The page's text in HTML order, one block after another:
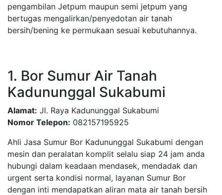
pengambilan Jetpum maupun semi jetpum yang
bertugas mengalirkan/penyedotan air tanah
bersih/bening ke permukaan sesuai kebutuhannya.
1. Bor Sumur Air Tanah
Kadununggal Sukabumi
Alamat: Jl. Raya Kadununggal Sukabumi
Nomor Telepon: 082157195925
Ahli Jasa Sumur Bor Kadununggal Sukabumi dengan
mesin dan peralatan komplit selalu siap 24 jam anda
hubungi dalam keadaan mendasek, mendadak dan
urgent serta kondisi normal, layanan Sumur Bor
dengan inti mendapatkan aliran mata air tanah bersih